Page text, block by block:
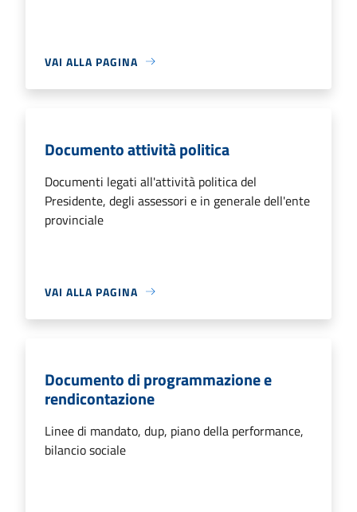
VAI ALLA PAGINA
Documento attività politica
Documenti legati all'attività politica del
Presidente, degli assessori e in generale dell'ente
provinciale
VAI ALLA PAGINA
Documento di programmazione e
rendicontazione
Linee di mandato, dup, piano della performance,
bilancio sociale